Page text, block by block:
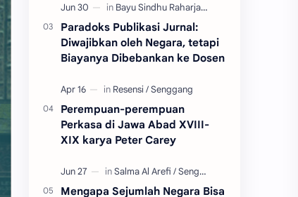
Paradoks Publikasi Jurnal:
Diwajibkan oleh Negara, tetapi
Biayanya Dibebankan ke Dosen
Perempuan-perempuan
Perkasa di Jawa Abad XVIII-
XIX karya Peter Carey
Mengapa Sejumlah Negara Bisa